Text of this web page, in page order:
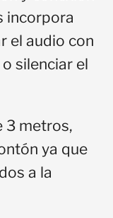
incorpora
el audio con
silenciar el
3 metros,
ya que
a la